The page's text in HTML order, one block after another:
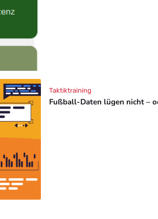
Fußball-Daten lügen nicht –
Taktiktraining